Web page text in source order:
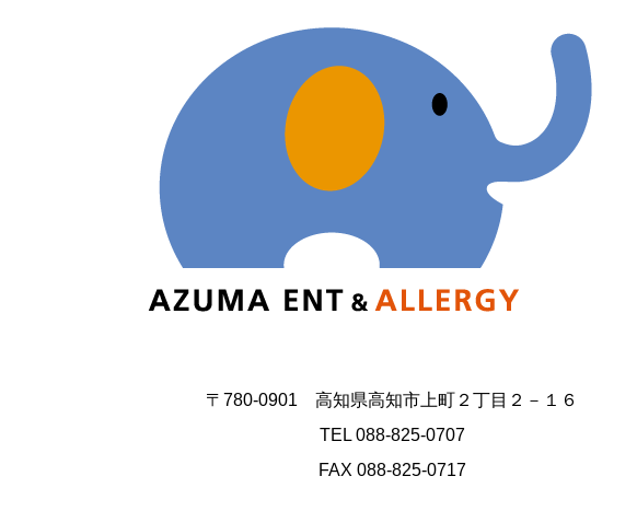
〒780-0901 高知県高知市上町２丁目２－１６
TEL 088-825-0707
FAX 088-825-0717